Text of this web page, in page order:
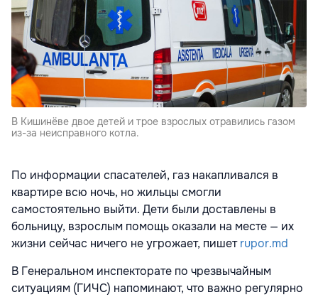
В Кишинёве двое детей и трое взрослых отравились газом
из-за неисправного котла.
По информации спасателей, газ накапливался в
квартире всю ночь, но жильцы смогли
самостоятельно выйти. Дети были доставлены в
больницу, взрослым помощь оказали на месте — их
жизни сейчас ничего не угрожает, пишетrupor.md
В Генеральном инспекторате по чрезвычайным
ситуациям (ГИЧС) напоминают, что важно регулярно